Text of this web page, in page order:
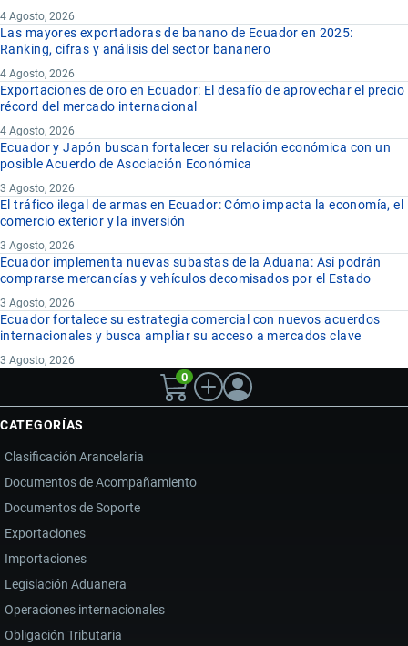
4 Agosto, 2026
Las mayores exportadoras de banano de Ecuador en 2025:
Ranking, cifras y análisis del sector bananero
4 Agosto, 2026
Exportaciones de oro en Ecuador: El desafío de aprovechar el precio
récord del mercado internacional
4 Agosto, 2026
Ecuador y Japón buscan fortalecer su relación económica con un
posible Acuerdo de Asociación Económica
3 Agosto, 2026
El tráfico ilegal de armas en Ecuador: Cómo impacta la economía, el
comercio exterior y la inversión
3 Agosto, 2026
Ecuador implementa nuevas subastas de la Aduana: Así podrán
comprarse mercancías y vehículos decomisados por el Estado
3 Agosto, 2026
Ecuador fortalece su estrategia comercial con nuevos acuerdos
internacionales y busca ampliar su acceso a mercados clave
3 Agosto, 2026
0
CATEGORÍAS
Clasificación Arancelaria
Documentos de Acompañamiento
Documentos de Soporte
Exportaciones
Importaciones
Legislación Aduanera
Operaciones internacionales
Obligación Tributaria